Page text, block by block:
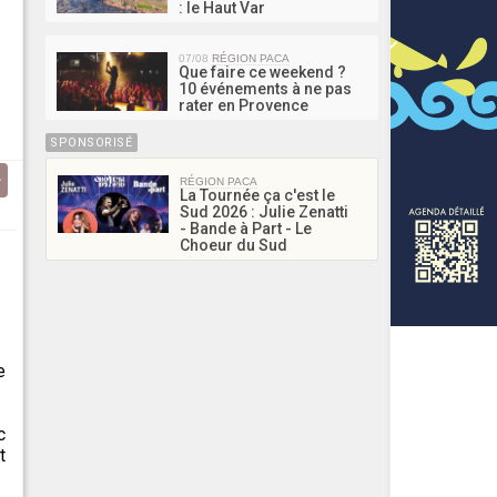
: le Haut Var
07/08 RÉGION PACA
Que faire ce weekend ?
10 événements à ne pas
rater en Provence
SPONSORISÉ
RÉGION PACA
La Tournée ça c'est le
Sud 2026 : Julie Zenatti
- Bande à Part - Le
Choeur du Sud